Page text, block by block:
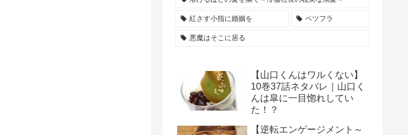
紅さす小指に婚姻を ベツフラ
悪魔はそこに居る
【山口くんはワルくない】
10巻37話ネタバレ｜山口く
んは皐に一目惚れしてい
た！？
【逆転エンゲージメント～